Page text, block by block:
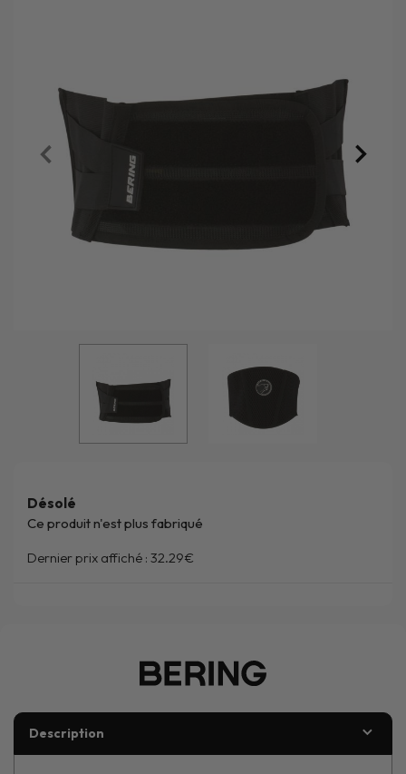
Désolé
Ce produit n'est plus fabriqué
Dernier prix affiché : 32.29€
Description